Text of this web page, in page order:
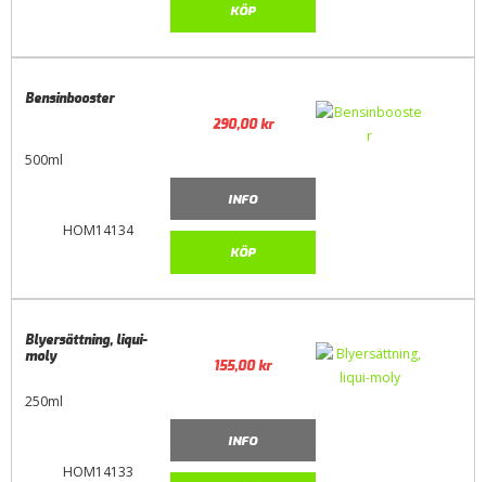
KÖP
HOM14134
Bensinbooster
500ml
290,00kr
INFO
KÖP
HOM14133
Blyersättning, liqui-
moly
250ml
155,00kr
INFO